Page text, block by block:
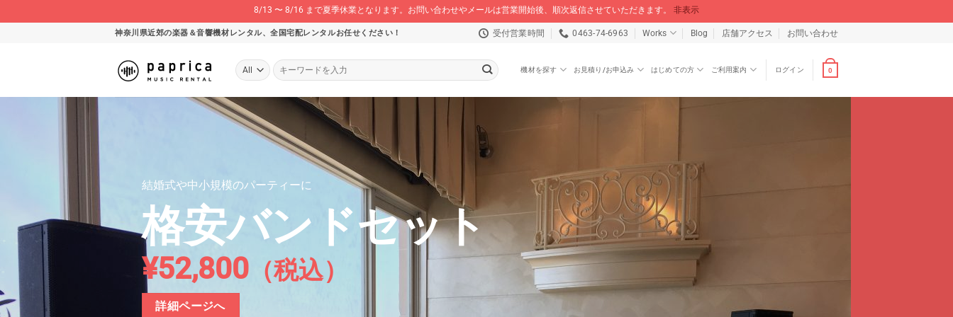
8/13 〜 8/16 まで夏季休業となります。お問い合わせやメールは営業開始後、順次返信させていただきます。 非表示
神奈川県近郊の楽器＆音響機材レンタル、全国宅配レンタルお任せください！ 受付営業時間 0463-74-6963 Works Blog 店舗アクセス お問い合わせ
検
索
機材を探す お見積り/お申込み はじめての方 ご利用案内 ログイン 0
結婚式や中小規模のパーティーに
格安バンドセット
¥52,800（税込）
詳細ページへ